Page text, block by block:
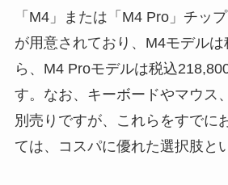
「M4」または「M4 Pro」チッ
が用意されており、M4モデル
ら、M4 Proモデルは税込
す。なお、キーボードやマウス
別売りですが、これらをすでに
ては、コスパに優れた選択肢と